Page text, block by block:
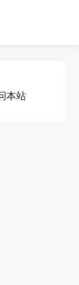
本站